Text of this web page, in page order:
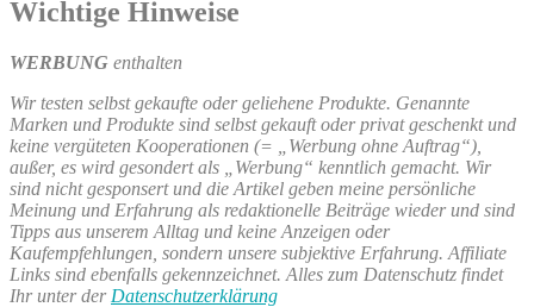
Wichtige Hinweise
WERBUNG enthalten
Wir testen selbst gekaufte oder geliehene Produkte. Genannte
Marken und Produkte sind selbst gekauft oder privat geschenkt und
keine vergüteten Kooperationen (= „Werbung ohne Auftrag“),
außer, es wird gesondert als „Werbung“ kenntlich gemacht. Wir
sind nicht gesponsert und die Artikel geben meine persönliche
Meinung und Erfahrung als redaktionelle Beiträge wieder und sind
Tipps aus unserem Alltag und keine Anzeigen oder
Kaufempfehlungen, sondern unsere subjektive Erfahrung. Affiliate
Links sind ebenfalls gekennzeichnet. Alles zum Datenschutz findet
Ihr unter der Datenschutzerklärung